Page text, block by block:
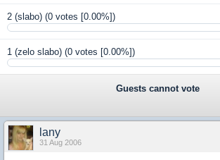
2 (slabo) (0 votes [0.00%])
1 (zelo slabo) (0 votes [0.00%])
Guests cannot vote
lany
31 Aug 2006